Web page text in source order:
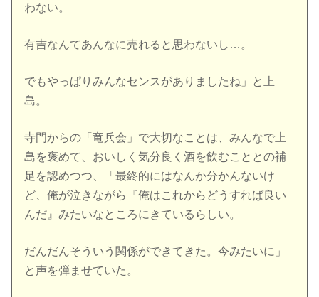
わない。
有吉なんてあんなに売れると思わないし…。
でもやっぱりみんなセンスがありましたね」と上
島。
寺門からの「竜兵会」で大切なことは、みんなで上
島を褒めて、おいしく気分良く酒を飲むこととの補
足を認めつつ、「最終的にはなんか分かんないけ
ど、俺が泣きながら『俺はこれからどうすれば良い
んだ』みたいなところにきているらしい。
だんだんそういう関係ができてきた。今みたいに」
と声を弾ませていた。